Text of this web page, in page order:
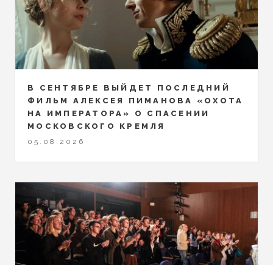
В СЕНТЯБРЕ ВЫЙДЕТ ПОСЛЕДНИЙ
ФИЛЬМ АЛЕКСЕЯ ПИМАНОВА «ОХОТА
НА ИМПЕРАТОРА» О СПАСЕНИИ
МОСКОВСКОГО КРЕМЛЯ
05.08.2026